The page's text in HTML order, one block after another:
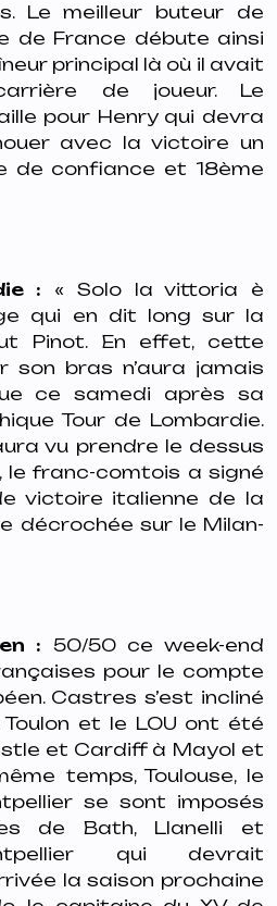
Le meilleur buteur de
de France débute ainsi
principal là où il avait
de joueur. Le
pour Henry qui devra
avec la victoire un
de confiance et 18ème
: « Solo la vittoria è
qui en dit long sur la
Pinot. En effet, cette
son bras n’aura jamais
ce samedi après sa
Tour de Lombardie.
vu prendre le dessus
le franc-comtois a signé
victoire italienne de la
décrochée sur le Milan-
: 50/50 ce week-end
pour le compte
Castres s’est incliné
et le LOU ont été
et Cardiff à Mayol et
temps, Toulouse, le
se sont imposés
de Bath, Llanelli et
qui devrait
la saison prochaine